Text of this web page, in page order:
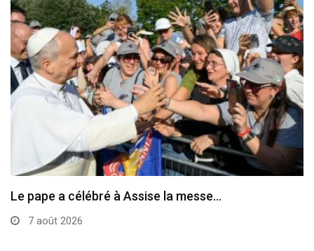
Le pape a célébré à Assise la messe…
7 août 2026